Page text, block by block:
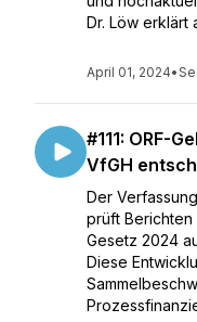
Dr. Löw erklärt
April 01, 2024•
#111: ORF-
VfGH
Der
prüft Berichten
Gesetz 2024
Diese